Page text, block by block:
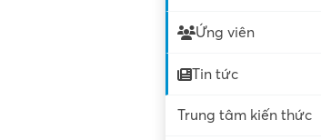
Ứng viên
Tin tức
Trung tâm kiến thức